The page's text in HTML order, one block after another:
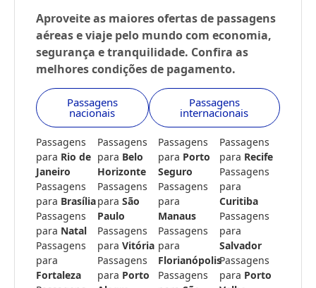
Aproveite as maiores ofertas de passagens
aéreas e viaje pelo mundo com economia,
segurança e tranquilidade. Confira as
melhores condições de pagamento.
Passagens
nacionais
Passagens
internacionais
Passagens
para Rio de
Janeiro
Passagens
para Brasília
Passagens
para Natal
Passagens
para
Fortaleza
Passagens
para Belo
Horizonte
Passagens
para São
Paulo
Passagens
para Vitória
Passagens
para Porto
Passagens
para Porto
Seguro
Passagens
para
Manaus
Passagens
para
Florianópolis
Passagens
Passagens
para Recife
Passagens
para
Curitiba
Passagens
para
Salvador
Passagens
para Porto